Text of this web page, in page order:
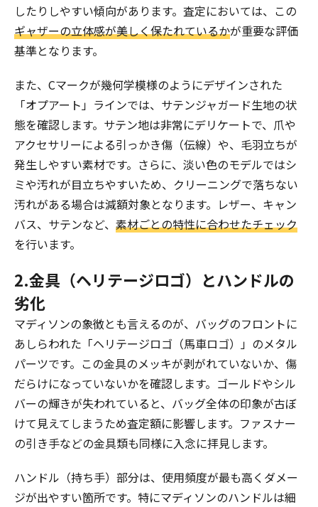
したりしやすい傾向があります。査定においては、この
ギャザーの立体感が美しく保たれているかが重要な評価
基準となります。
また、Cマークが幾何学模様のようにデザインされた
「オプアート」ラインでは、サテンジャガード生地の状
態を確認します。サテン地は非常にデリケートで、爪や
アクセサリーによる引っかき傷（伝線）や、毛羽立ちが
発生しやすい素材です。さらに、淡い色のモデルではシ
ミや汚れが目立ちやすいため、クリーニングで落ちない
汚れがある場合は減額対象となります。レザー、キャン
バス、サテンなど、 素材ごとの特性に合わせたチェック
を行います。
2.金具（ヘリテージロゴ）とハンドルの
劣化
マディソンの象徴とも言えるのが、バッグのフロントに
あしらわれた「ヘリテージロゴ（馬車ロゴ）」のメタル
パーツです。この金具のメッキが剥がれていないか、傷
だらけになっていないかを確認します。ゴールドやシル
バーの輝きが失われていると、バッグ全体の印象が古ぼ
けて見えてしまうため査定額に影響します。ファスナー
の引き手などの金具類も同様に入念に拝見します。
ハンドル（持ち手）部分は、使用頻度が最も高くダメー
ジが出やすい箇所です。特にマディソンのハンドルは細